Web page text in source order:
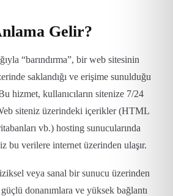
Gelir?
“barındırma”, bir web sitesinin
saklandığı ve erişime sunulduğu
hizmet, kullanıcıların sitenize 7/24
siteniz üzerindeki içerikler (HTML
vb.) hosting sunucularında
bu verilere internet üzerinden ulaşır.
veya sanal bir sunucu üzerinden
donanımlara ve yüksek bağlantı